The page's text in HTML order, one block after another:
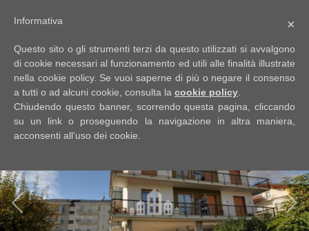
EN
HOME
SIAMO
IMMOBILI
Contratto
Qualsiasi
Vendita
Affitto
×
Informativa
Questo sito o gli strumenti terzi da questo utilizzati si avvalgono
di cookie necessari al funzionamento ed utili alle finalità illustrate
nella cookie policy. Se vuoi saperne di più o negare il consenso
a tutti o ad alcuni cookie, consulta la cookie policy
Chiudendo questo banner, scorrendo questa pagina, cliccando
su un link o proseguendo la navigazione in altra maniera,
acconsenti all’uso dei cookie.